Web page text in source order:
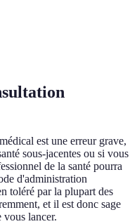
est une erreur grave,
sous-jacentes ou si vous
de la santé pourra
d'administration
toléré par la plupart des
et il est donc sage
vous lancer.